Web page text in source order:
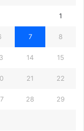
1
7 8
14 15
21 22
28 29